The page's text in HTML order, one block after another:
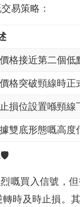
易策略：
格接近第二個低
格突破頸線時正
損位設置喺頸線
雙底形態嘅高度
嘅買入信號，
時及時止損。